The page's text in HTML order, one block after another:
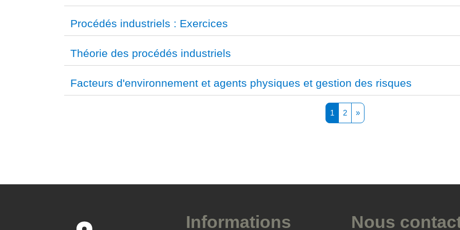
Procédés industriels : Exercices
Théorie des procédés industriels
Facteurs d'environnement et agents physiques et gestion des risques
1 Page 1
2Page 2
»Page suivante
Informations Nous